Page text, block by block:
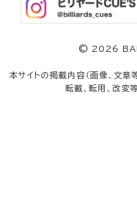
© 2026
本サイトの掲載内容（画像、文章
転載、転用、改変